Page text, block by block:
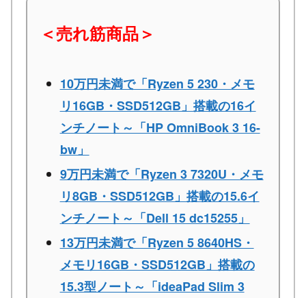
＜売れ筋商品＞
10万円未満で「Ryzen 5 230・メモ
リ16GB・SSD512GB」搭載の16イ
ンチノート～「HP OmniBook 3 16-
bw」
9万円未満で「Ryzen 3 7320U・メモ
リ8GB・SSD512GB」搭載の15.6イ
ンチノート～「Dell 15 dc15255」
13万円未満で「Ryzen 5 8640HS・
メモリ16GB・SSD512GB」搭載の
15.3型ノート～「ideaPad Slim 3